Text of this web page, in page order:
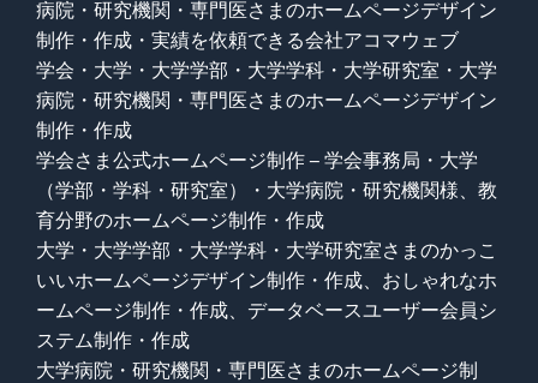
病院・研究機関・専門医さまのホームページデザイン
制作・作成・実績を依頼できる会社アコマウェブ
学会・大学・大学学部・大学学科・大学研究室・大学
病院・研究機関・専門医さまのホームページデザイン
制作・作成
学会さま公式ホームページ制作 – 学会事務局・大学
（学部・学科・研究室）・大学病院・研究機関様、教
育分野のホームページ制作・作成
大学・大学学部・大学学科・大学研究室さまのかっこ
いいホームページデザイン制作・作成、おしゃれなホ
ームページ制作・作成、データベースユーザー会員シ
ステム制作・作成
大学病院・研究機関・専門医さまのホームページ制